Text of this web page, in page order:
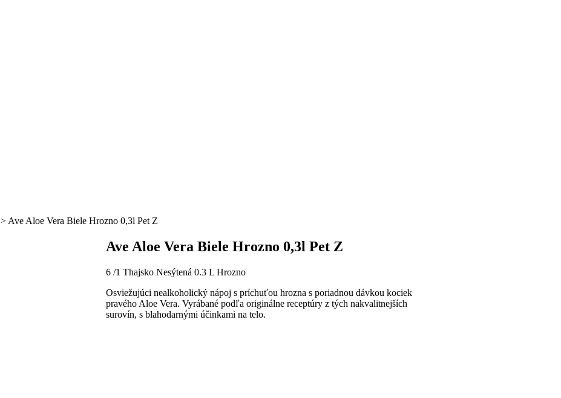
> Ave Aloe Vera Biele Hrozno 0,3l Pet Z
Ave Aloe Vera Biele Hrozno 0,3l Pet Z
6 /1 Thajsko Nesýtená 0.3 L Hrozno
Osviežujúci nealkoholický nápoj s príchuťou hrozna s poriadnou dávkou kociek
pravého Aloe Vera. Vyrábané podľa originálne receptúry z tých nakvalitnejších
surovín, s blahodarnými účinkami na telo.